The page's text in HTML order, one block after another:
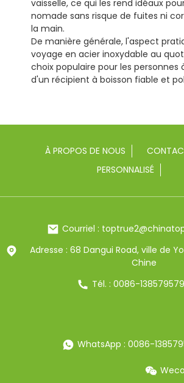
vaisselle, ce qui les rend idéaux
nomade sans risque de fuites ni
la main.
De manière générale, l'aspect
voyage en acier inoxydable au
choix populaire pour les personnes
d'un récipient à boisson fiable et
À PROPOS DE NOUS
PERSONNALISÉ
Courriel :
Adresse : 68 Dangui Road, ville de
Chine
Tél. : 0086-
WhatsApp : 0086-